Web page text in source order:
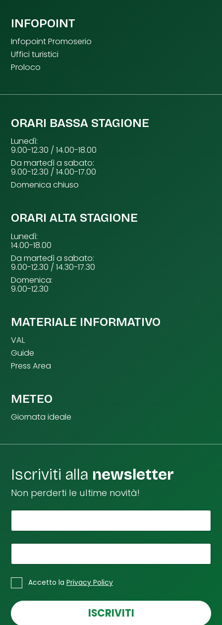
INFOPOINT
Infopoint Promoserio
Uffici turistici
Proloco
ORARI BASSA STAGIONE
Lunedì:
9.00-12.30 / 14.00-18.00
Da martedì a sabato:
9.00-12.30 / 14.00-17.00
Domenica chiuso
ORARI ALTA STAGIONE
Lunedì:
14.00-18.00
Da martedì a sabato:
9.00-12.30 / 14.30-17.30
Domenica:
9.00-12.30
MATERIALE INFORMATIVO
VAL
Guide
Press Area
METEO
Giornata ideale
Iscriviti alla newsletter
Non perderti le ultime novità!
u
o
o
a
C
a
e
l
* Accetto la Privacy Policy
ISCRIVITI